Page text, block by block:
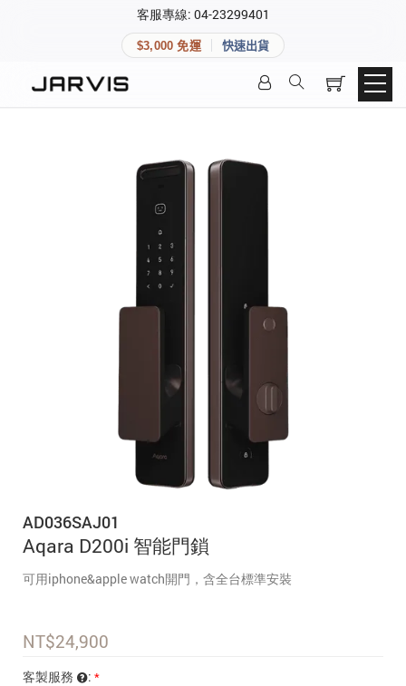
客服專線: 04-23299401
$3,000 免運 快速出貨
AD036SAJ01
Aqara D200i 智能門鎖
可用iphone&apple watch開門，含全台標準安裝
NT$24,900
客製服務 :
快速連結
Matter 智慧家庭
登入後可查看訂單、會員資料與收藏清單。
加入 JARVIS VIP